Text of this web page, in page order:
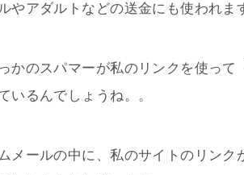
やアダルトなどの送金にも使われま
かのスパマーが私のリンクを使っ
いるんでしょうね。。
メールの中に、私のサイトのリンク